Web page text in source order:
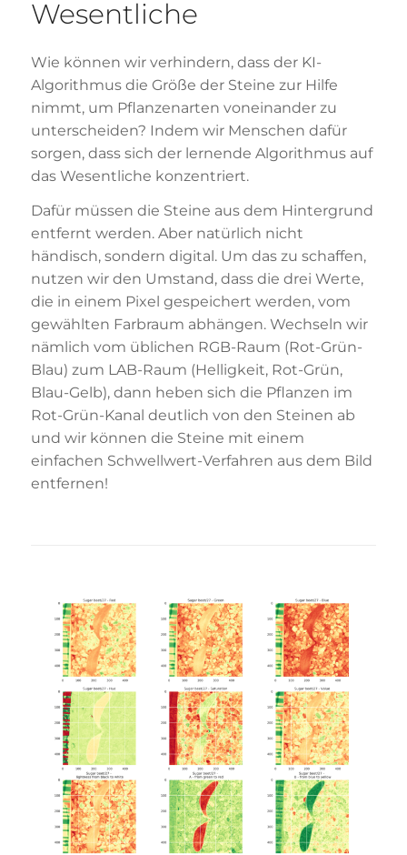
Wesentliche
Wie können wir verhindern, dass der KI-
Algorithmus die Größe der Steine zur Hilfe
nimmt, um Pflanzenarten voneinander zu
unterscheiden? Indem wir Menschen dafür
sorgen, dass sich der lernende Algorithmus auf
das Wesentliche konzentriert.
Dafür müssen die Steine aus dem Hintergrund
entfernt werden. Aber natürlich nicht
händisch, sondern digital. Um das zu schaffen,
nutzen wir den Umstand, dass die drei Werte,
die in einem Pixel gespeichert werden, vom
gewählten Farbraum abhängen. Wechseln wir
nämlich vom üblichen RGB-Raum (Rot-Grün-
Blau) zum LAB-Raum (Helligkeit, Rot-Grün,
Blau-Gelb), dann heben sich die Pflanzen im
Rot-Grün-Kanal deutlich von den Steinen ab
und wir können die Steine mit einem
einfachen Schwellwert-Verfahren aus dem Bild
entfernen!